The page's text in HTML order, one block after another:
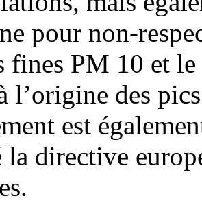
pour non-
fines PM 10 et
l’origine des
est
la directive